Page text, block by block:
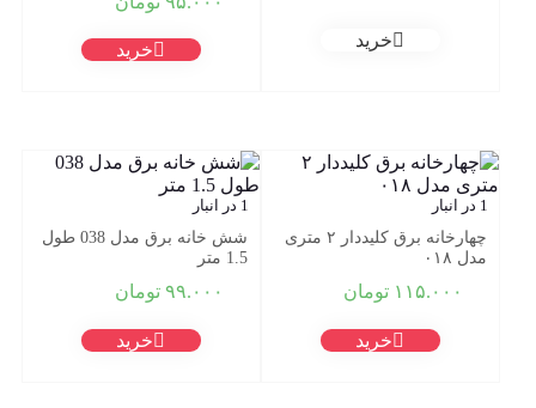
خرید خرید
1 در انبار
چهارخانه برق کلیددار ۲ متری
مدل ۰۱۸
۱۱۵.۰۰۰ تومان
خرید
1 در انبار
شش خانه برق مدل 038 طول
1.5 متر
۹۹.۰۰۰ تومان
خرید